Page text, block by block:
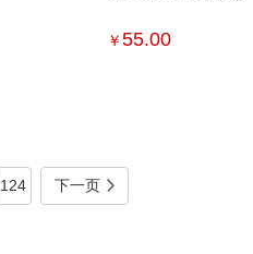
￥55.00
124 下一页